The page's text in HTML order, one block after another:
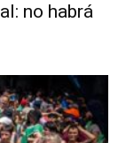
no habrá